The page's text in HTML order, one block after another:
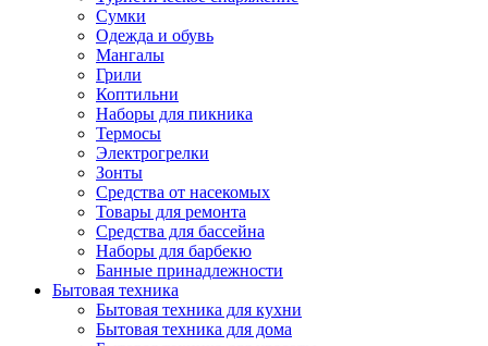
Сумки
Одежда и обувь
Мангалы
Грили
Коптильни
Наборы для пикника
Термосы
Электрогрелки
Зонты
Средства от насекомых
Товары для ремонта
Средства для бассейна
Наборы для барбекю
Банные принадлежности
Бытовая техника
Бытовая техника для кухни
Бытовая техника для дома